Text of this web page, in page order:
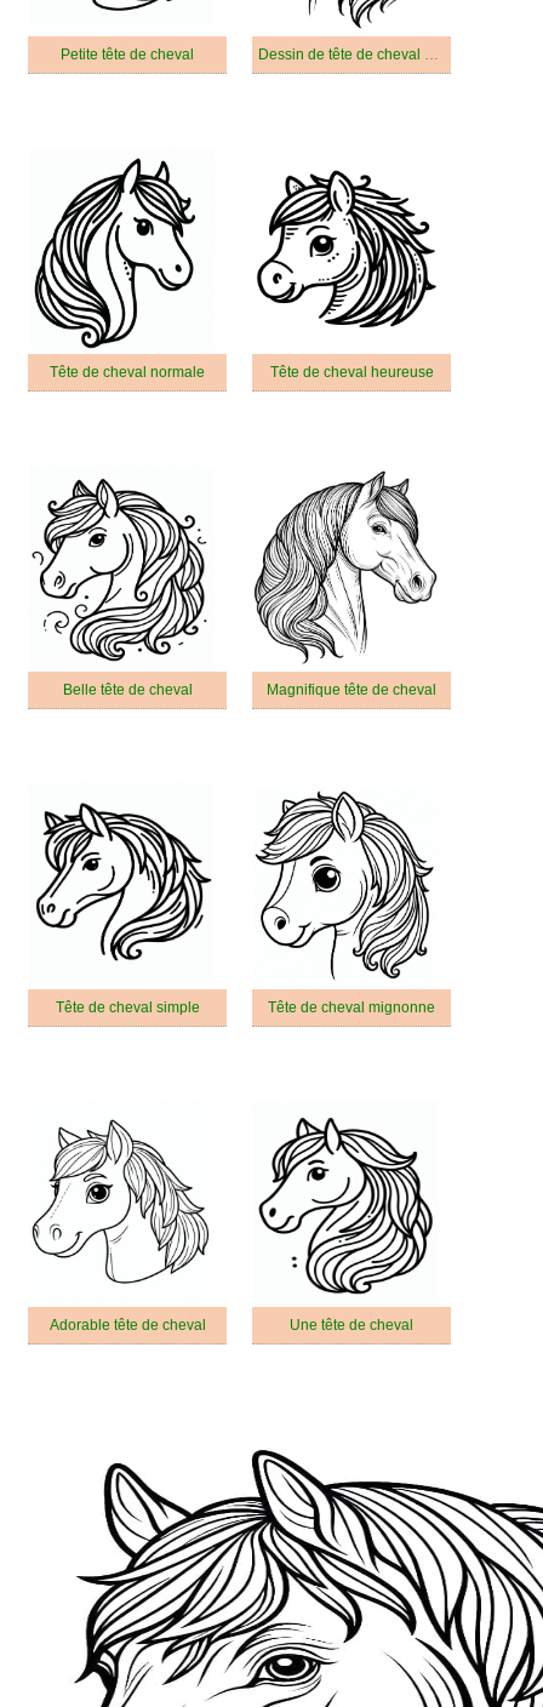
Petite tête de cheval Dessin de tête de cheval gratuit
Tête de cheval normale Tête de cheval heureuse
Belle tête de cheval Magnifique tête de cheval
Tête de cheval simple Tête de cheval mignonne
Adorable tête de cheval Une tête de cheval